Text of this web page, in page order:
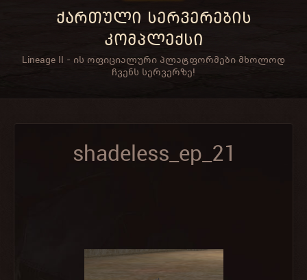
ქართული სერვერების
კომპლექსი
Lineage II - ის ოფიციალური პლატფორმები მხოლოდ
ჩვენს სერვერზე!
shadeless_ep_21